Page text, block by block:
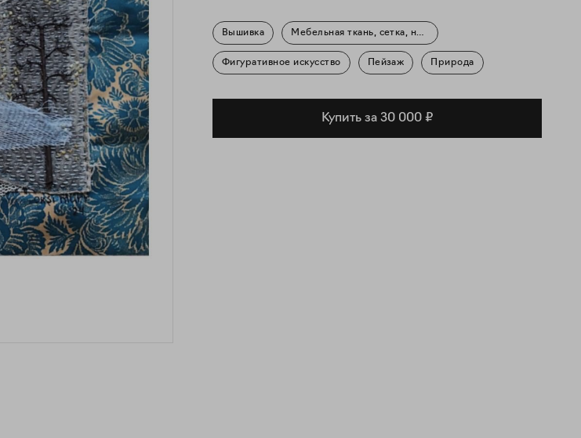
Вышивка Мебельная ткань, сетка, нитки люрекс
Фигуративное искусство Пейзаж Природа
Купить за 30 000 ₽